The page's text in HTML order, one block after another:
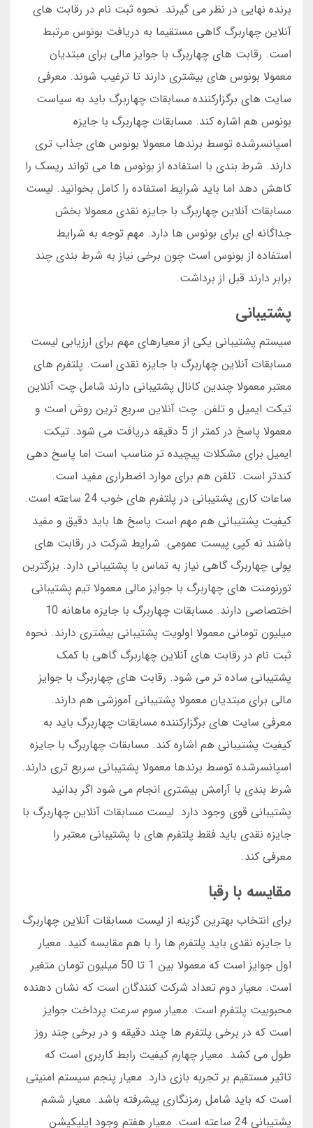
برنده نهایی در نظر می گیرند. نحوه ثبت نام در رقابت های
آنلاین چهاربرگ گاهی مستقیما به دریافت بونوس مرتبط
است. رقابت های چهاربرگ با جوایز مالی برای مبتدیان
معمولا بونوس های بیشتری دارند تا ترغیب شوند. معرفی
سایت های برگزارکننده مسابقات چهاربرگ باید به سیاست
بونوس هم اشاره کند. مسابقات چهاربرگ با جایزه
اسپانسرشده توسط برندها معمولا بونوس های جذاب تری
دارند. شرط بندی با استفاده از بونوس ها می تواند ریسک را
کاهش دهد اما باید شرایط استفاده را کامل بخوانید. لیست
مسابقات آنلاین چهاربرگ با جایزه نقدی معمولا بخش
جداگانه ای برای بونوس ها دارد. مهم توجه به شرایط
استفاده از بونوس است چون برخی نیاز به شرط بندی چند
برابر دارند قبل از برداشت.
پشتیبانی
سیستم پشتیبانی یکی از معیارهای مهم برای ارزیابی لیست
مسابقات آنلاین چهاربرگ با جایزه نقدی است. پلتفرم های
معتبر معمولا چندین کانال پشتیبانی دارند شامل چت آنلاین
تیکت ایمیل و تلفن. چت آنلاین سریع ترین روش است و
معمولا پاسخ در کمتر از 5 دقیقه دریافت می شود. تیکت
ایمیل برای مشکلات پیچیده تر مناسب است اما پاسخ دهی
کندتر است. تلفن هم برای موارد اضطراری مفید است.
ساعات کاری پشتیبانی در پلتفرم های خوب 24 ساعته است.
کیفیت پشتیبانی هم مهم است پاسخ ها باید دقیق و مفید
باشند نه کپی پیست عمومی. شرایط شرکت در رقابت های
پولی چهاربرگ گاهی نیاز به تماس با پشتیبانی دارد. بزرگترین
تورنومنت های چهاربرگ با جوایز مالی معمولا تیم پشتیبانی
اختصاصی دارند. مسابقات چهاربرگ با جایزه ماهانه 10
میلیون تومانی معمولا اولویت پشتیبانی بیشتری دارند. نحوه
ثبت نام در رقابت های آنلاین چهاربرگ گاهی با کمک
پشتیبانی ساده تر می شود. رقابت های چهاربرگ با جوایز
مالی برای مبتدیان معمولا پشتیبانی آموزشی هم دارند.
معرفی سایت های برگزارکننده مسابقات چهاربرگ باید به
کیفیت پشتیبانی هم اشاره کند. مسابقات چهاربرگ با جایزه
اسپانسرشده توسط برندها معمولا پشتیبانی سریع تری دارند.
شرط بندی با آرامش بیشتری انجام می شود اگر بدانید
پشتیبانی قوی وجود دارد. لیست مسابقات آنلاین چهاربرگ با
جایزه نقدی باید فقط پلتفرم های با پشتیبانی معتبر را
معرفی کند.
مقایسه با رقبا
برای انتخاب بهترین گزینه از لیست مسابقات آنلاین چهاربرگ
با جایزه نقدی باید پلتفرم ها را با هم مقایسه کنید. معیار
اول جوایز است که معمولا بین 1 تا 50 میلیون تومان متغیر
است. معیار دوم تعداد شرکت کنندگان است که نشان دهنده
محبوبیت پلتفرم است. معیار سوم سرعت پرداخت جوایز
است که در برخی پلتفرم ها چند دقیقه و در برخی چند روز
طول می کشد. معیار چهارم کیفیت رابط کاربری است که
تاثیر مستقیم بر تجربه بازی دارد. معیار پنجم سیستم امنیتی
است که باید شامل رمزنگاری پیشرفته باشد. معیار ششم
پشتیبانی 24 ساعته است. معیار هفتم وجود اپلیکیشن